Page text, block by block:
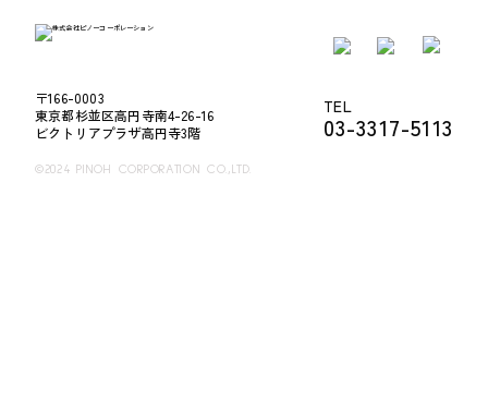
〒166-0003
東京都杉並区高円寺南4-26-16
ビクトリアプラザ高円寺3階
TEL
03-3317-5113
©2024 PINOH CORPORATION CO.,LTD.